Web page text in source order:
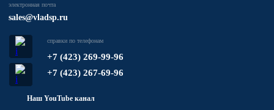
электронная почта
sales@vladsp.ru
справки по телефонам
+7 (423) 269-99-96
+7 (423) 267-69-96
Наш YouTube канал